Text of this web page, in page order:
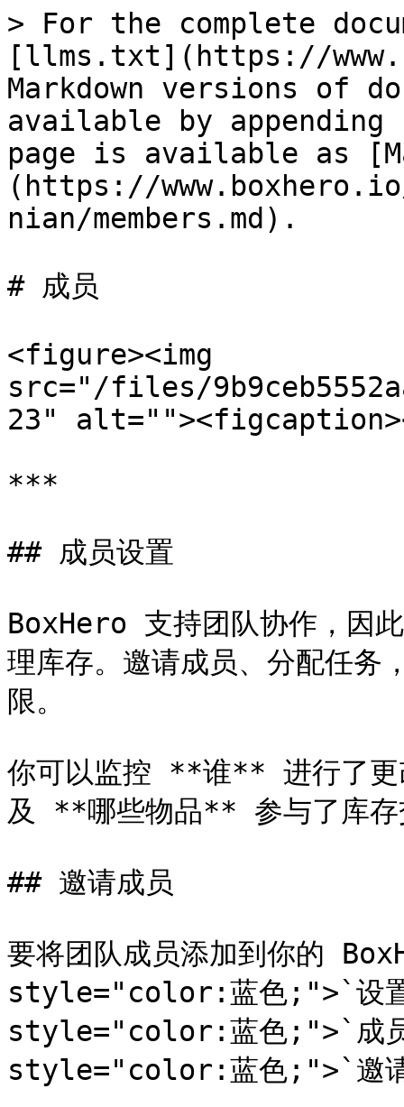
> For the complete
[llms.txt](https://
Markdown versions of
available by
page is available as
(https://
nian/members.md).
# 成员
<figure><img
src="/files/
23"
***
## 成员设置
BoxHero 支持团队协作，因
理库存。邀请成员、分配任务
限。
你可以监控 **谁** 进行了
及 **哪些物品** 参与了库存
## 邀请成员
要将团队成员添加到你的
style="color:蓝色;">`设
style="color:蓝色;">`成
style="color:蓝色;">`邀